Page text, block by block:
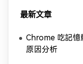
最新文章
Chrome 吃記憶
原因分析